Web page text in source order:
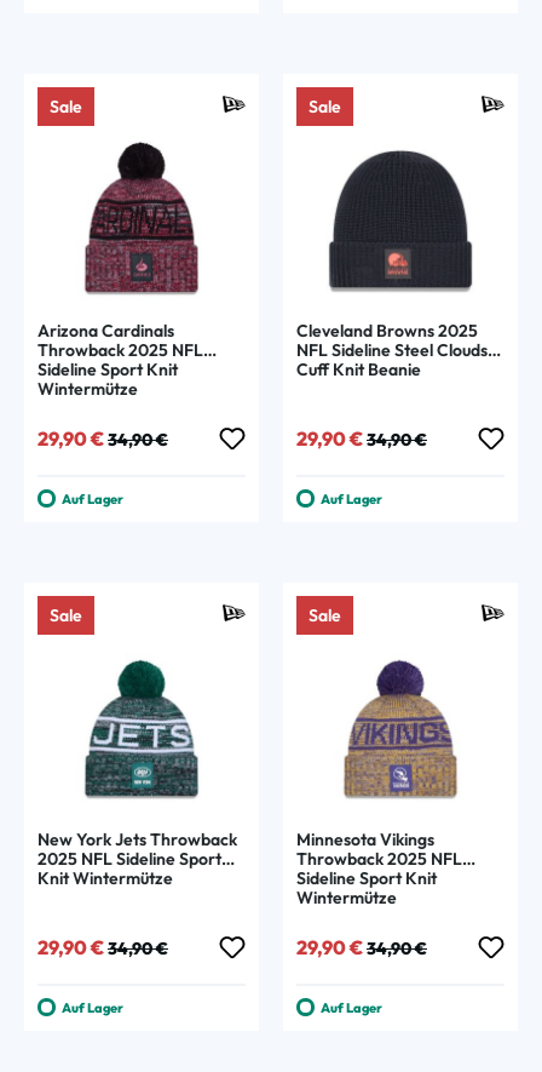
Sale
Arizona Cardinals
Throwback 2025 NFL
Sideline Sport Knit
Wintermütze
Verkaufspreis:
29,90 € Regulärer Preis:
34,90 €
Auf Lager
Sale
Cleveland Browns 2025
NFL Sideline Steel Clouds
Cuff Knit Beanie
Verkaufspreis:
29,90 € Regulärer Preis:
34,90 €
Auf Lager
Sale
New York Jets Throwback
2025 NFL Sideline Sport
Knit Wintermütze
Verkaufspreis:
29,90 € Regulärer Preis:
34,90 €
Auf Lager
Sale
Minnesota Vikings
Throwback 2025 NFL
Sideline Sport Knit
Wintermütze
Verkaufspreis:
29,90 € Regulärer Preis:
34,90 €
Auf Lager